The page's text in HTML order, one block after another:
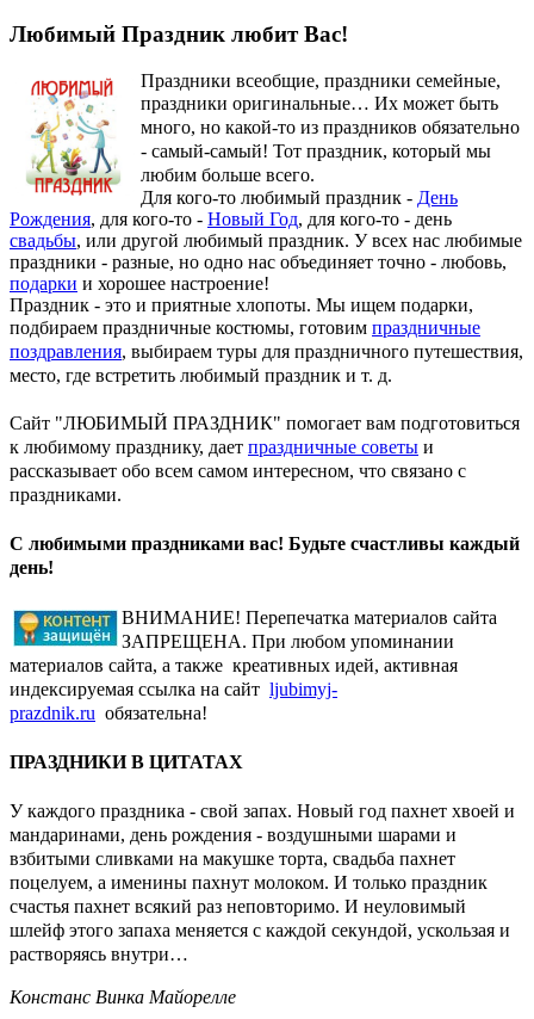
Любимый Праздник любит Вас!
Праздники всеобщие, праздники семейные,
праздники оригинальные… Их может быть
много, но какой-то из праздников обязательно
- самый-самый! Тот праздник, который мы
любим больше всего.
Для кого-то любимый праздник - День
Рождения, для кого-то - Новый Год, для кого-то - день
свадьбы, или другой любимый праздник. У всех нас любимые
праздники - разные, но одно нас объединяет точно - любовь,
подарки и хорошее настроение!
Праздник - это и приятные хлопоты. Мы ищем подарки,
подбираем праздничные костюмы, готовим праздничные
поздравления, выбираем туры для праздничного путешествия,
место, где встретить любимый праздник и т. д.
Сайт "ЛЮБИМЫЙ ПРАЗДНИК" помогает вам подготовиться
к любимому празднику, дает праздничные советы и
рассказывает обо всем самом интересном, что связано с
праздниками.
С любимыми праздниками вас! Будьте счастливы каждый
день!
ВНИМАНИЕ! Перепечатка материалов сайта
ЗАПРЕЩЕНА. При любом упоминании
материалов сайта, а также креативных идей, активная
индексируемая ссылка на сайт ljubimyj-
prazdnik.ru обязательна!
ПРАЗДНИКИ В ЦИТАТАХ
У каждого праздника - свой запах. Новый год пахнет хвоей и
мандаринами, день рождения - воздушными шарами и
взбитыми сливками на макушке торта, свадьба пахнет
поцелуем, а именины пахнут молоком. И только праздник
счастья пахнет всякий раз неповторимо. И неуловимый
шлейф этого запаха меняется с каждой секундой, ускользая и
растворяясь внутри…
Констанс Винка Майорелле